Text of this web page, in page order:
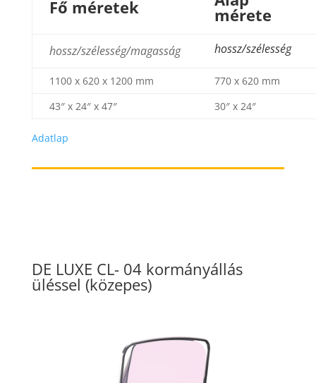
Fő méretek mérete
hossz/szélesség/magasság hossz/szélesség
1100 x 620 x 1200 mm
770 x 620 mm
43″ x 24″ x 47″
30″ x 24″
Adatlap
DE LUXE CL- 04 kormányállás
üléssel (közepes)